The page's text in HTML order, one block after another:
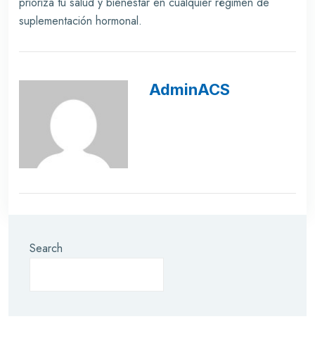
suplementación hormonal.
AdminACS
Search